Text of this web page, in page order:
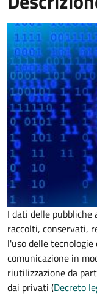
I dati delle
raccolti, conservati,
l'uso delle
comunicazione in
riutilizzazione da
dai privati (Decreto